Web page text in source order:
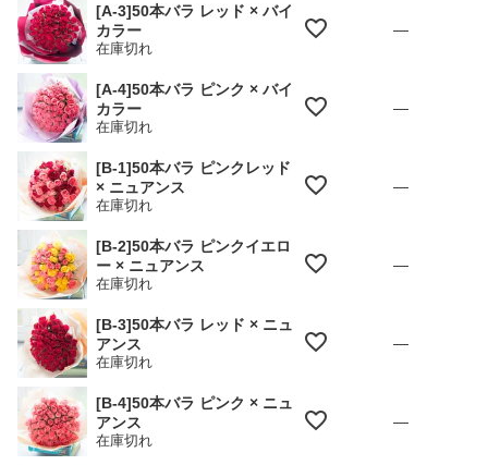
[A-3]50本バラ レッド × バイ
カラー
在庫切れ
—
[A-4]50本バラ ピンク × バイ
カラー
在庫切れ
—
[B-1]50本バラ ピンクレッド
× ニュアンス
在庫切れ
—
[B-2]50本バラ ピンクイエロ
ー × ニュアンス
在庫切れ
—
[B-3]50本バラ レッド × ニュ
アンス
在庫切れ
—
[B-4]50本バラ ピンク × ニュ
アンス
在庫切れ
—